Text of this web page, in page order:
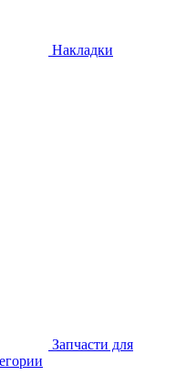
Накладки
Запчасти для